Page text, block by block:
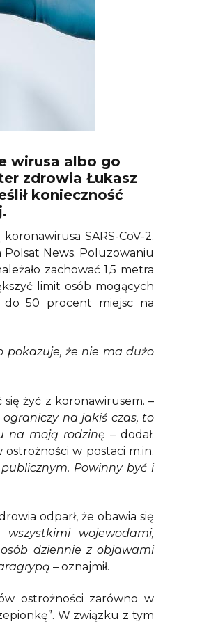
wirusa albo go
zdrowia Łukasz
konieczność
SARS-CoV-2.
News. Poluzowaniu
zachować 1,5 metra
limit osób mogących
do 50 procent miejsc na
pokazuje, że nie ma dużo
żyć z koronawirusem. –
na jakiś czas, to
na moją rodzinę – dodał.
w postaci m.in.
Powinny być i
odparł, że obawia się
wojewodami,
dziennie z objawami
– oznajmił.
ostrożności zarówno w
W związku z tym